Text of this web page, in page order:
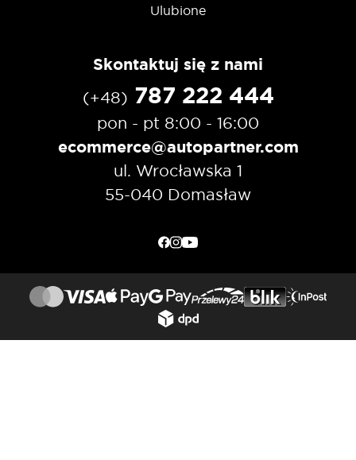
Ulubione
Skontaktuj się z nami
(+48) 787 222 444
pon - pt 8:00 - 16:00
ecommerce@autopartner.com
ul. Wrocławska 1
55-040 Domasław